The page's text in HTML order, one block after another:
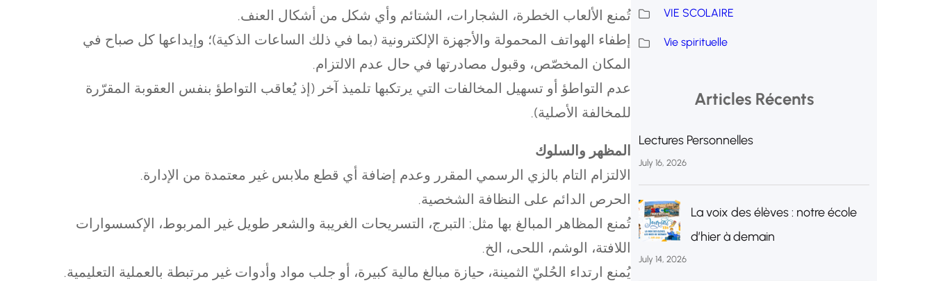
تُمنع الألعاب الخطرة، الشجارات، الشتائم وأي شكل من أشكال العنف.
إطفاء الهواتف المحمولة والأجهزة الإلكترونية (بما في ذلك الساعات الذكية)؛ وإيداعها كل صباح في
المكان المخصّص، وقبول مصادرتها في حال عدم الالتزام.
عدم التواطؤ أو تسهيل المخالفات التي يرتكبها تلميذ آخر (إذ يُعاقب التواطؤ بنفس العقوبة المقرّرة
للمخالفة الأصلية).
المظهر والسلوك
الالتزام التام بالزي الرسمي المقرر وعدم إضافة أي قطع ملابس غير معتمدة من الإدارة.
الحرص الدائم على النظافة الشخصية.
تُمنع المظاهر المبالغ بها مثل: التبرج، التسريحات الغريبة والشعر طويل غير المربوط، الإكسسوارات
اللافتة، الوشم، اللحى، الخ.
يُمنع ارتداء الحُليّ الثمينة، حيازة مبالغ مالية كبيرة، أو جلب مواد وأدوات غير مرتبطة بالعملية التعليمية.
VIE SCOLAIRE
Vie spirituelle
Articles Récents
Lectures Personnelles
July 16, 2026
La voix des élèves : notre école
d’hier à demain
July 14, 2026